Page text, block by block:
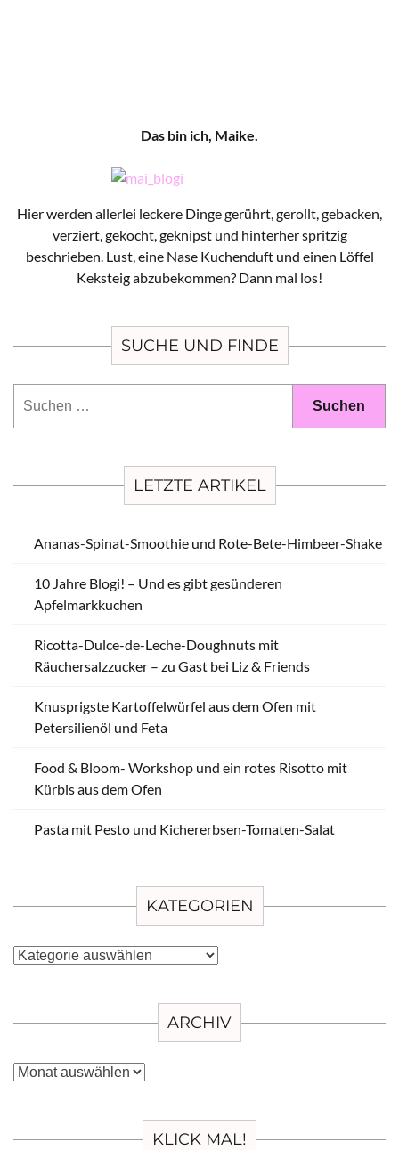
Das bin ich, Maike.
Hier werden allerlei leckere Dinge gerührt, gerollt, gebacken,
verziert, gekocht, geknipst und hinterher spritzig
beschrieben. Lust, eine Nase Kuchenduft und einen Löffel
Keksteig abzubekommen? Dann mal los!
SUCHE UND FINDE
LETZTE ARTIKEL
Ananas-Spinat-Smoothie und Rote-Bete-Himbeer-Shake
10 Jahre Blogi! – Und es gibt gesünderen
Apfelmarkkuchen
Ricotta-Dulce-de-Leche-Doughnuts mit
Räuchersalzzucker – zu Gast bei Liz & Friends
Knusprigste Kartoffelwürfel aus dem Ofen mit
Petersilienöl und Feta
Food & Bloom- Workshop und ein rotes Risotto mit
Kürbis aus dem Ofen
Pasta mit Pesto und Kichererbsen-Tomaten-Salat
KATEGORIEN
Kategorien
ARCHIV
Archiv
KLICK MAL!